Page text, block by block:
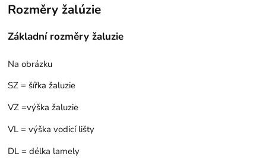
Rozměry žalúzie
Základní rozměry žaluzie
Na obrázku
SZ = šířka žaluzie
VZ =výška žaluzie
VL = výška vodicí lišty
DL = délka lamely